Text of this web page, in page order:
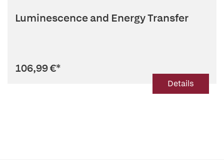
Luminescence and Energy Transfer
106,99 €*
Details